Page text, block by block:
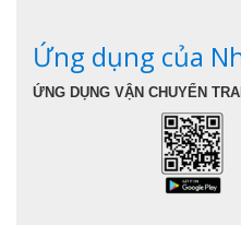
Ứng dụng của
ỨNG DỤNG VẬN CHUYỂN